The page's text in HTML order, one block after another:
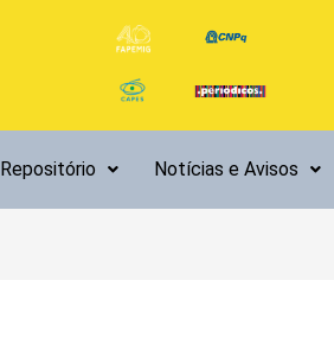
Repositório Notícias e Avisos